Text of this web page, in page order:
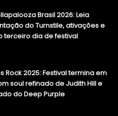
Brasil 2026: Leia
do Turnstile, ativações e
terceiro dia de festival
Rock 2025: Festival termina em
soul refinado de Judith Hill e
do Deep Purple